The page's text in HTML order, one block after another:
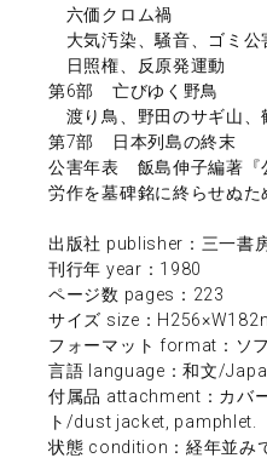
六価クロム禍
大気汚染、騒音、ゴミ公
日照権、反原発運動
第6部 亡びゆく野鳥
渡り鳥、野田のサギ山、
第7部 日本列島の終末
公害年表 飯島伸子編著『
労作を墓碑銘に終らせぬ
出版社 publisher：三一書
刊行年 year：1980
ページ数 pages：223
サイズ size：
フォーマット format：ソ
言語 language：和文/
付属品 attachment：カバ
ト/dust jacket, pamphlet.
状態 condition：経年並み